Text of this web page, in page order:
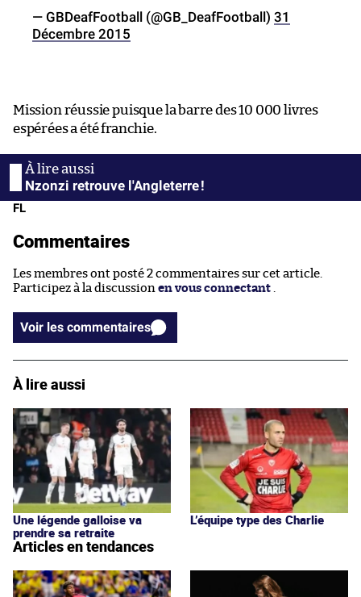
— GBDeafFootball (@GB_DeafFootball) 31
Décembre 2015
Mission réussie puisque la barre des 10 000 livres
espérées a été franchie.
Nzonzi retrouve l'Angleterre !
FL
Commentaires
Les membres ont posté 2 commentaires sur cet article.
Participez à la discussion en vous connectant
Voir les commentaires
À lire aussi
Une légende galloise va
prendre sa retraite
L’équipe type des Charlie
Articles en tendances